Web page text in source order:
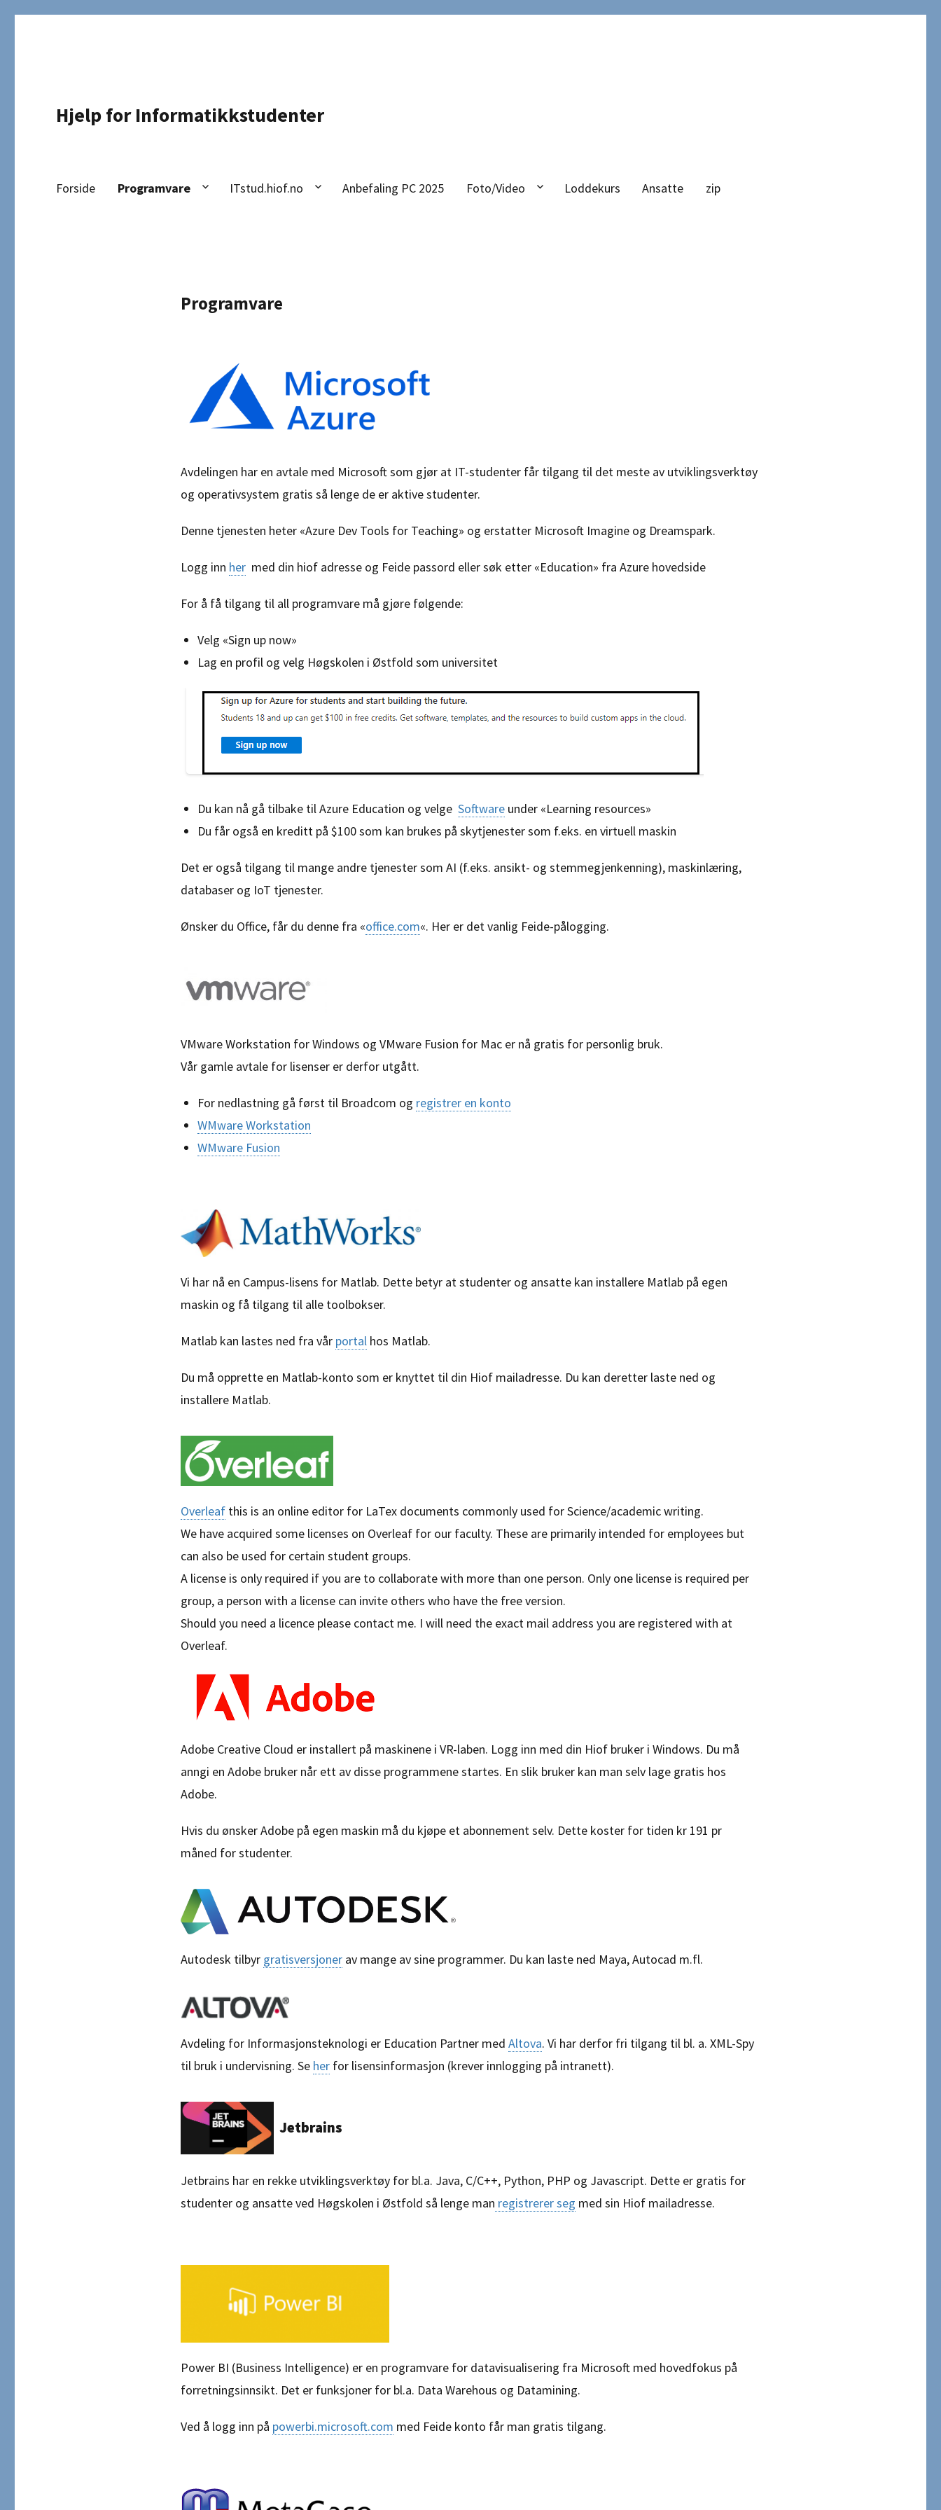
Hjelp for Informatikkstudenter
Forside Programvare ITstud.hiof.no Anbefaling PC 2025 Foto/Video Loddekurs Ansatte zip
Programvare
Avdelingen har en avtale med Microsoft som gjør at IT-studenter får tilgang til det meste av utviklingsverktøy
og operativsystem gratis så lenge de er aktive studenter.
Denne tjenesten heter «Azure Dev Tools for Teaching» og erstatter Microsoft Imagine og Dreamspark.
Logg inn hermed din hiof adresse og Feide passord eller søk etter «Education» fra Azure hovedside
For å få tilgang til all programvare må gjøre følgende:
Velg «Sign up now»
Lag en profil og velg Høgskolen i Østfold som universitet
Du kan nå gå tilbake til Azure Education og velge Softwareunder «Learning resources»
Du får også en kreditt på $100 som kan brukes på skytjenester som f.eks. en virtuell maskin
Det er også tilgang til mange andre tjenester som AI (f.eks. ansikt- og stemmegjenkenning), maskinlæring,
databaser og IoT tjenester.
Ønsker du Office, får du denne fra «office.com«. Her er det vanlig Feide-pålogging.
VMware Workstation for Windows og VMware Fusion for Mac er nå gratis for personlig bruk.
Vår gamle avtale for lisenser er derfor utgått.
For nedlastning gå først til Broadcom og registrer en konto
WMware Workstation
WMware Fusion
Vi har nå en Campus-lisens for Matlab. Dette betyr at studenter og ansatte kan installere Matlab på egen
maskin og få tilgang til alle toolbokser.
Matlab kan lastes ned fra vår portal hos Matlab.
Du må opprette en Matlab-konto som er knyttet til din Hiof mailadresse. Du kan deretter laste ned og
installere Matlab.
Overleafthis is an online editor for LaTex documents commonly used for Science/academic writing.
We have acquired some licenses on Overleaf for our faculty. These are primarily intended for employees but
can also be used for certain student groups.
A license is only required if you are to collaborate with more than one person. Only one license is required per
group, a person with a license can invite others who have the free version.
Should you need a licence please contact me. I will need the exact mail address you are registered with at
Overleaf.
Adobe Creative Cloud er installert på maskinene i VR-laben. Logg inn med din Hiof bruker i Windows. Du må
anngi en Adobe bruker når ett av disse programmene startes. En slik bruker kan man selv lage gratis hos
Adobe.
Hvis du ønsker Adobe på egen maskin må du kjøpe et abonnement selv. Dette koster for tiden kr 191 pr
måned for studenter.
Autodesk tilbyr gratisversjonerav mange av sine programmer. Du kan laste ned Maya, Autocad m.fl.
Avdeling for Informasjonsteknologi er Education Partner med Altova. Vi har derfor fri tilgang til bl. a. XML-Spy
til bruk i undervisning. Se herfor lisensinformasjon (krever innlogging på intranett).
Jetbrains
Jetbrains har en rekke utviklingsverktøy for bl.a. Java, C/C++, Python, PHP og Javascript. Dette er gratis for
studenter og ansatte ved Høgskolen i Østfold så lenge man registrerer seg med sin Hiof mailadresse.
Power BI (Business Intelligence) er en programvare for datavisualisering fra Microsoft med hovedfokus på
forretningsinnsikt. Det er funksjoner for bl.a. Data Warehous og Datamining.
Ved å logg inn på powerbi.microsoft.com med Feide konto får man gratis tilgang.